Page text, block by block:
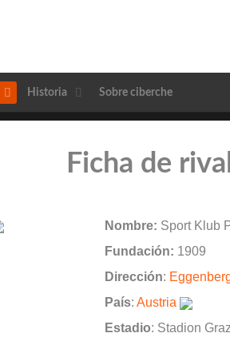
Historia Sobre ciberche
Ficha de
Nombre: Sport Klub
Fundación: 1909
Dirección:
País: Austria
Estadio: Stadion